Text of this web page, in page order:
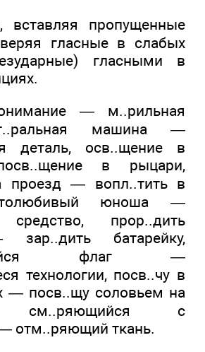
вставляя пропущенные
гласные в слабых
гласными в
— м..рильная
машина —
деталь, осв..щение в
в рыцари,
проезд — вопл..тить в
юноша —
прор..дить
батарейку,
флаг —
технологии, посв..чу в
— посв..щу соловьем на
см..ряющийся с
отм..ряющий ткань.